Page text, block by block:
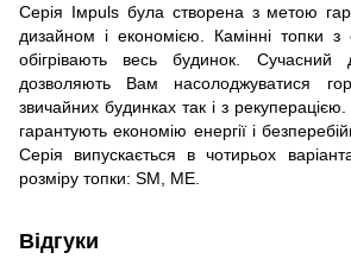
Серія Iмpuls була створена з метою
дизайном і економією. Камінні топки з
обігрівають весь будинок. Сучасний
дозволяють Вам насолоджуватися
звичайних будинках так і з
гарантують економію енергії і
Серія випускається в чотирьох
розміру топки: SМ, МE.
Відгуки